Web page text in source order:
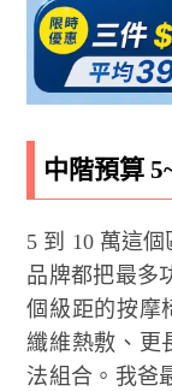
中階預算
5 到 10 萬這
品牌都把最多
個級距的按摩
纖維熱敷、更
法組合。我爸